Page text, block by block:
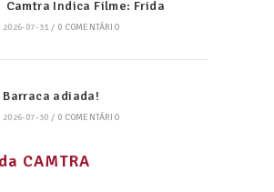
Camtra Indica Filme: Frida
2026-07-31 / 0 COMENTÁRIO
Barraca adiada!
2026-07-30 / 0 COMENTÁRIO
CAMTRA